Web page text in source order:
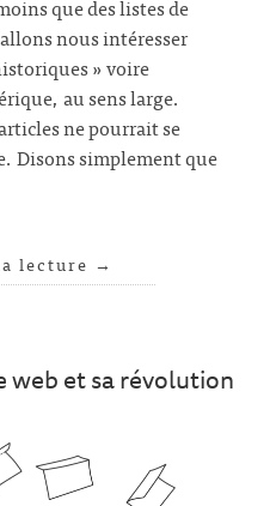
que des listes de
nous intéresser
» voire
au sens large.
ne pourrait se
Disons simplement que
lecture →
et sa révolution